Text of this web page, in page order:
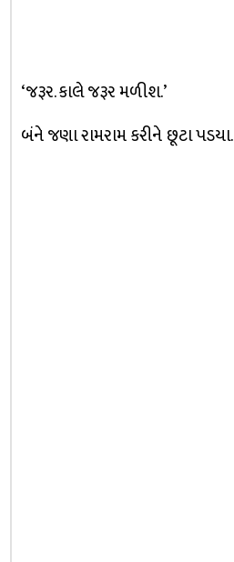
‘જરૂર. કાલે જરૂર મળીશ.’
બંને જણા રામરામ કરીને છૂટા પડયા.